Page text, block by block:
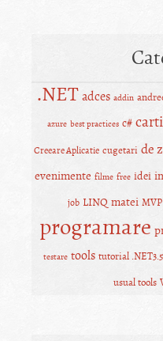
.NET adces addin
azure best practices c# carti
Creeare Aplicatie cugetari de
evenimente filme free idei
job LINQ matei MVP
programare
testare tools tutorial .NET3.5
usual tools